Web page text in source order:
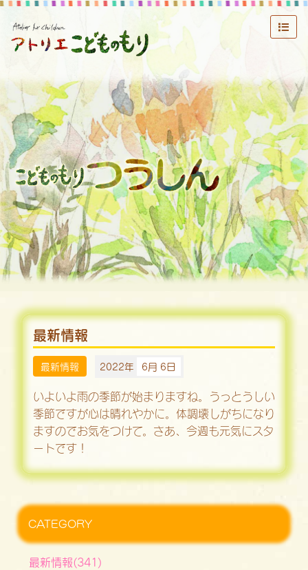
最新情報
最新情報 2022年 6月 6日
いよいよ雨の季節が始まりますね。うっとうしい
季節ですが心は晴れやかに。体調壊しがちになり
ますのでお気をつけて。さあ、今週も元気にスタ
ートです！
CATEGORY
最新情報(341)